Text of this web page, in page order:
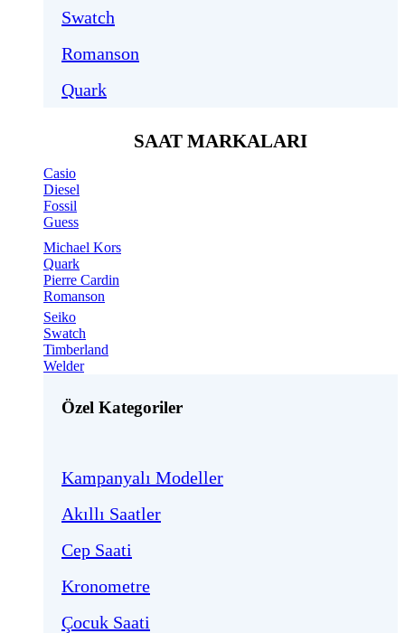
Swatch
Romanson
Quark
SAAT MARKALARI
Casio
Diesel
Fossil
Guess
Michael Kors
Quark
Pierre Cardin
Romanson
Seiko
Swatch
Timberland
Welder
Özel Kategoriler
Kampanyalı Modeller
Akıllı Saatler
Cep Saati
Kronometre
Çocuk Saati